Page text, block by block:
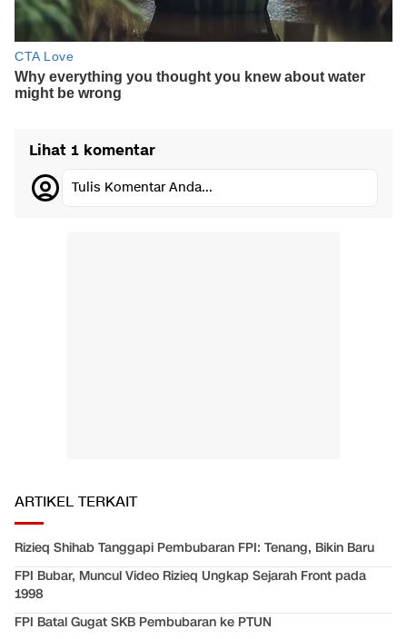
Lihat 1 komentar
Tulis Komentar Anda...
ARTIKEL TERKAIT
Rizieq Shihab Tanggapi Pembubaran FPI: Tenang, Bikin Baru
FPI Bubar, Muncul Video Rizieq Ungkap Sejarah Front pada
1998
FPI Batal Gugat SKB Pembubaran ke PTUN